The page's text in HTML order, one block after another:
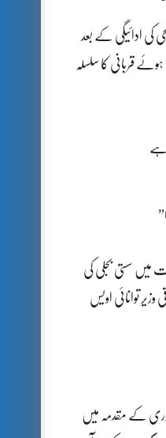
کی ادائیگی کے بعد
قربانی کا سلسلہ
ہے
میں سستی بجلی کی
توانائی اویس
چوری کے مقدمہ میں